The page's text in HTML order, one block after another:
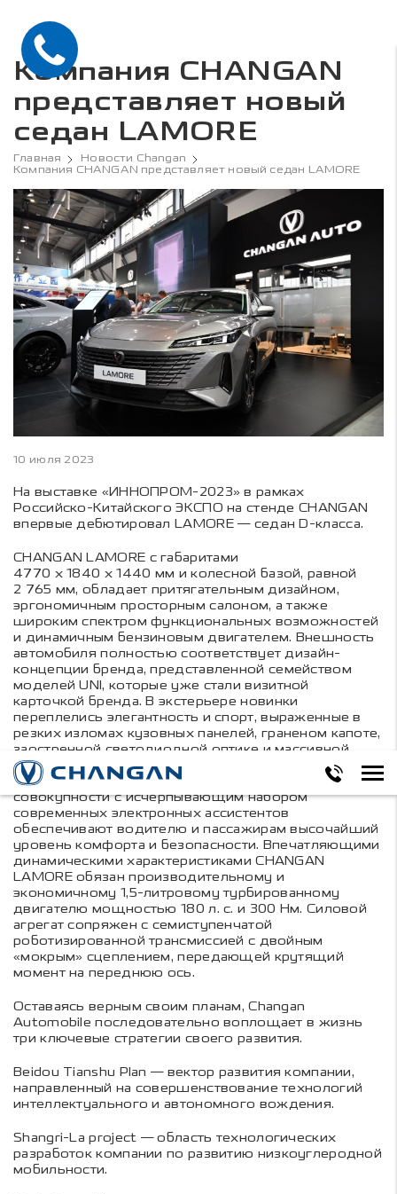
Компания CHANGAN
представляет новый
седан LAMORE
Главная
Новости Changan
Компания CHANGAN представляет новый седан LAMORE
10 июля 2023
На выставке «ИННОПРОМ-2023» в рамках
Российско-Китайского ЭКСПО на стенде CHANGAN
впервые дебютировал LAMORE — седан D-класса.
CHANGAN LAMORE с габаритами
4770 х 1840 х 1440 мм и колесной базой, равной
2 765 мм, обладает притягательным дизайном,
эргономичным просторным салоном, а также
широким спектром функциональных возможностей
и динамичным бензиновым двигателем. Внешность
автомобиля полностью соответствует дизайн-
концепции бренда, представленной семейством
моделей UNI, которые уже стали визитной
карточкой бренда. В экстерьере новинки
переплелись элегантность и спорт, выраженные в
резких изломах кузовных панелей, граненом капоте,
заостренной светодиодной оптике и массивной
решетке радиатора с трехмерным ячеистым
оформлением. Компоновка и текстура интерьера в
совокупности с исчерпывающим набором
современных электронных ассистентов
обеспечивают водителю и пассажирам высочайший
уровень комфорта и безопасности. Впечатляющими
динамическими характеристиками CHANGAN
LAMORE обязан производительному и
экономичному 1,5-литровому турбированному
двигателю мощностью 180 л. с. и 300 Нм. Силовой
агрегат сопряжен с семиступенчатой
роботизированной трансмиссией с двойным
«мокрым» сцеплением, передающей крутящий
момент на переднюю ось.
Оставаясь верным своим планам, Changan
Automobile последовательно воплощает в жизнь
три ключевые стратегии своего развития.
Beidou Tianshu Plan — вектор развития компании,
направленный на совершенствование технологий
интеллектуального и автономного вождения.
Shangri-La project — область технологических
разработок компании по развитию низкоуглеродной
мобильности.